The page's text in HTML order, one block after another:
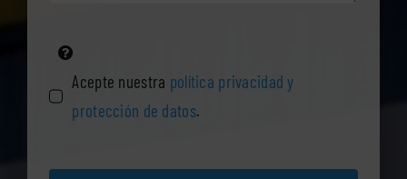
Acepte nuestra política privacidad y
protección de datos.